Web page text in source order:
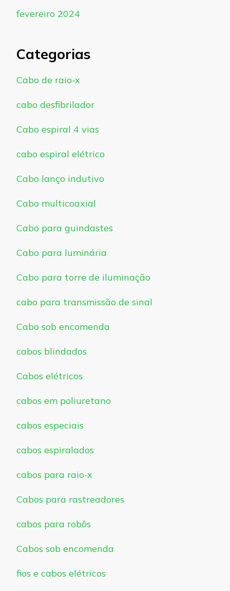
fevereiro 2024
Categorias
Cabo de raio-x
cabo desfibrilador
Cabo espiral 4 vias
cabo espiral elétrico
Cabo lanço indutivo
Cabo multicoaxial
Cabo para guindastes
Cabo para luminária
Cabo para torre de iluminação
cabo para transmissão de sinal
Cabo sob encomenda
cabos blindados
Cabos elétricos
cabos em poliuretano
cabos especiais
cabos espiralados
cabos para raio-x
Cabos para rastreadores
cabos para robôs
Cabos sob encomenda
fios e cabos elétricos